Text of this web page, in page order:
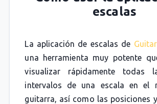
escalas
La aplicación de escalas de
una herramienta muy potente
visualizar rápidamente todas
intervalos de una escala en el
guitarra, así como las posiciones